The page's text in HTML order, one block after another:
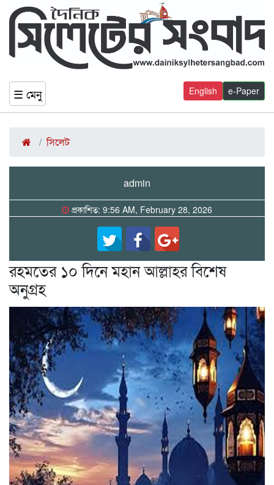
☰ মেনু e-Paper
English
সিলেট
admin
প্রকাশিত: 9:56 AM, February 28, 2026
রহমতের ১০ দিনে মহান আল্লাহর বিশেষ
অনুগ্রহ